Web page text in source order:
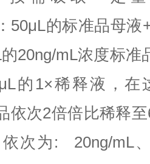
50μL的标准品母液
20ng/mL浓度标准
的1×稀释液，
依次2倍倍比稀释
依次为: 20ng/mL